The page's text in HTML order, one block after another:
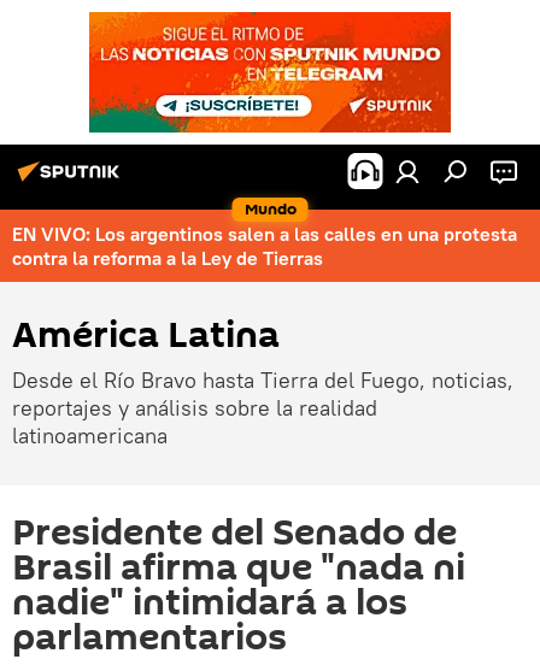
Mundo
EN VIVO: Los argentinos salen a las calles en una protesta
contra la reforma a la Ley de Tierras
América Latina
Desde el Río Bravo hasta Tierra del Fuego, noticias,
reportajes y análisis sobre la realidad
latinoamericana
Presidente del Senado de
Brasil afirma que "nada ni
nadie" intimidará a los
parlamentarios